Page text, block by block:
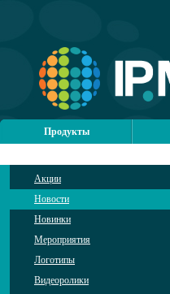
Продукты
Акции
Новости
Новинки
Мероприятия
Логотипы
Видеоролики